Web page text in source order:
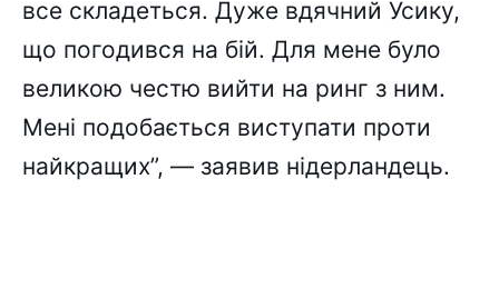
все складеться. Дуже вдячний Усику,
що погодився на бій. Для мене було
великою честю вийти на ринг з ним.
Мені подобається виступати проти
найкращих”, — заявив нідерландець.